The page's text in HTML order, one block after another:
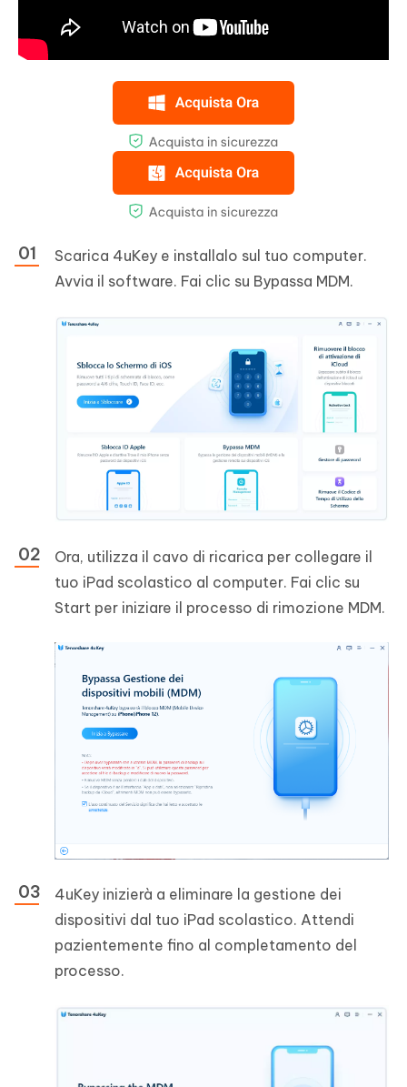
Scarica 4uKey e installalo sul tuo computer.
Avvia il software. Fai clic su Bypassa MDM.
Ora, utilizza il cavo di ricarica per collegare il
tuo iPad scolastico al computer. Fai clic su
Start per iniziare il processo di rimozione MDM.
4uKey inizierà a eliminare la gestione dei
dispositivi dal tuo iPad scolastico. Attendi
pazientemente fino al completamento del
processo.